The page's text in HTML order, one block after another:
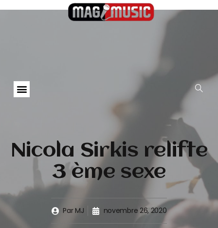
Nicola Sirkis relifte
3 ème sexe
ParMJ novembre 26, 2020